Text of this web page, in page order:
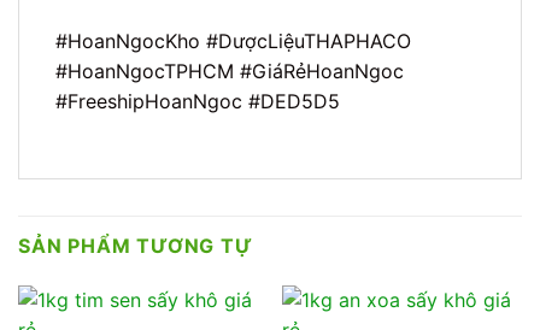
#HoanNgocKho #DượcLiệuTHAPHACO
#HoanNgocTPHCM #GiáRẻHoanNgoc
#FreeshipHoanNgoc #DED5D5
SẢN PHẨM TƯƠNG TỰ